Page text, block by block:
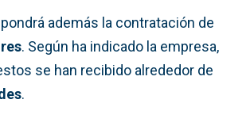
además la contratación de
. Según ha indicado la empresa,
se han recibido alrededor de
.